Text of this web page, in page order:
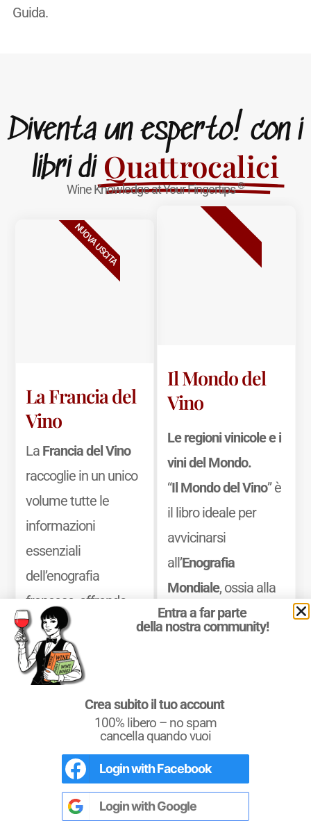
Guida.
Diventa un esperto! con i
libri di Quattrocalici
Wine Knowledge at Your Fingertips®
La Francia del
Vino
La Francia del Vino
raccoglie in un unico
volume tutte le
informazioni
essenziali
dell’enografia
francese, offrendo
una guida precisa e
consultabile dei
territori. Il libro unisce
le informazioni
generali a dati
geografici puntuali e
dettagliati, con
elenchi completi di
NUOVA USCITA
Il Mondo del
Vino
Le regioni vinicole e i
vini del Mondo.
“Il Mondo del Vino” è
il libro ideale per
avvicinarsi
all’Enografia
Mondiale, ossia alla
Geografia del Vino
dellezone vinicole
dei paesi produttori
di vino, delle
denominazioni, dei
vitigni
BESTSELLER
Conoscere i Vitigni
Il Libro di Quattrocalici dedicato ai vitigni
italiani e internazionali.
450 Vitigni d’Italia e del Mondo con i loro
Entra a far parte
della nostra community!
Crea subito il tuo account
100% libero – no spam
cancella quando vuoi
Login withFacebook
Login withGoogle